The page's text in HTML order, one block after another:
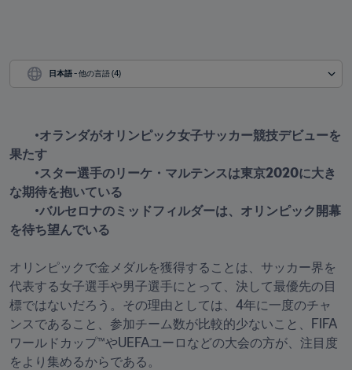
日本語 - 他の言語 (4)
•オランダがオリンピック女子サッカー競技デビューを
果たす
•スター選手のリーケ・マルテンスは東京2020に大き
な期待を抱いている
•バルセロナのミッドフィルダーは、オリンピック開幕
オリンピックで金メダルを獲得することは、サッカー界を
代表する女子選手や男子選手にとって、決して最優先の目
標ではないだろう。その理由としては、4年に一度のチャ
ンスであること、参加チーム数が比較的少ないこと、FIFA
ワールドカップ™やUEFAユーロなどの大会の方が、注目度
をより集めるからである。